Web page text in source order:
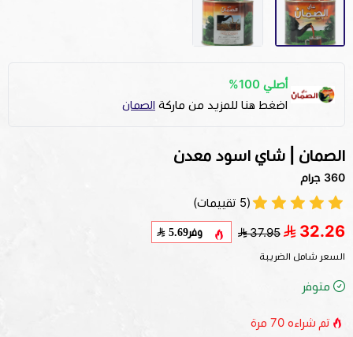
أصلي 100%
اضغط هنا للمزيد من ماركة الصمان
الصمان | شاي اسود معدن
360 جرام
(5 تقييمات)
32.26
37.95 وفر5.69
السعر شامل الضريبة
متوفر
تم شراءه 70 مرة